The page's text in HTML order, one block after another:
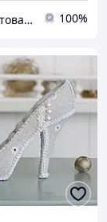
АгроБум - товары для дома, сада и огорода 100%